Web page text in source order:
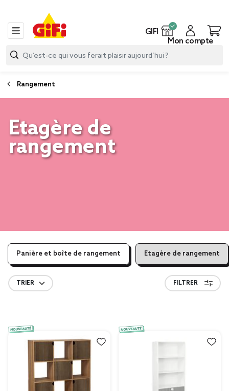
GIFI
Mon compte
Rangement
Etagère de
rangement
Panière et boîte de rangement Etagère de rangement
TRIER FILTRER